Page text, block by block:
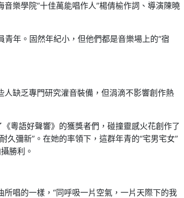
樂學院“十佳萬能唱作人”楊倩榆作詞、導演陳曉
年。固然年紀小，但他們都是音樂場上的“宿
缺乏專門研究灌音裝備，但涓滴不影響創作熱
粵語好聲響》的獲獎者們，碰撞靈感火花創作了
彌新”。在她的率領下，這群年青的“宅男宅女”
勝利。
唱的一樣，“同呼吸一片空氣，一片天際下的我